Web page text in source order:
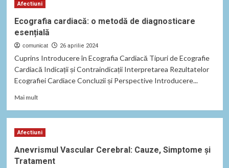
Prevenție
Tratament
Eficient
al
Bolilor
Afectiuni
Ecografia cardiacă: o metodă de diagnosticare
esențială
comunicat 26 aprilie 2024
Cuprins Introducere în Ecografia Cardiacă Tipuri de Ecografie
Cardiacă Indicații și Contraindicații Interpretarea Rezultatelor
Ecografiei Cardiace Concluzii și Perspective Introducere...
Mai multRead
cardiacă:
metodă
de
Afectiuni
Anevrismul Vascular Cerebral: Cauze, Simptome și
Tratament